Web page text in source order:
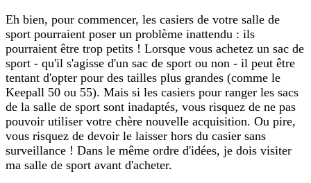
Eh bien, pour commencer, les casiers de votre salle de
sport pourraient poser un problème inattendu : ils
pourraient être trop petits ! Lorsque vous achetez un sac de
sport - qu'il s'agisse d'un sac de sport ou non - il peut être
tentant d'opter pour des tailles plus grandes (comme le
Keepall 50 ou 55). Mais si les casiers pour ranger les sacs
de la salle de sport sont inadaptés, vous risquez de ne pas
pouvoir utiliser votre chère nouvelle acquisition. Ou pire,
vous risquez de devoir le laisser hors du casier sans
surveillance ! Dans le même ordre d'idées, je dois visiter
ma salle de sport avant d'acheter.